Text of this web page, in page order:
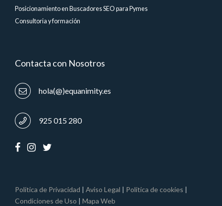
Posicionamiento en Buscadores SEO para Pymes
Consultoria y formación
Contacta con Nosotros
hola(@)equanimity.es
925 015 280
Política de Privacidad Aviso Legal Política de cookies
Condiciones de Uso
Mapa Web